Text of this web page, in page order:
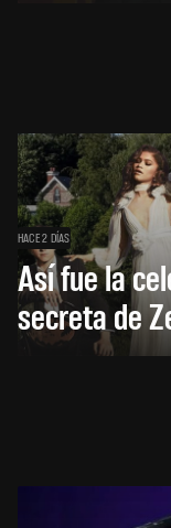
HACE 2 DÍAS
Así fue la
secreta de